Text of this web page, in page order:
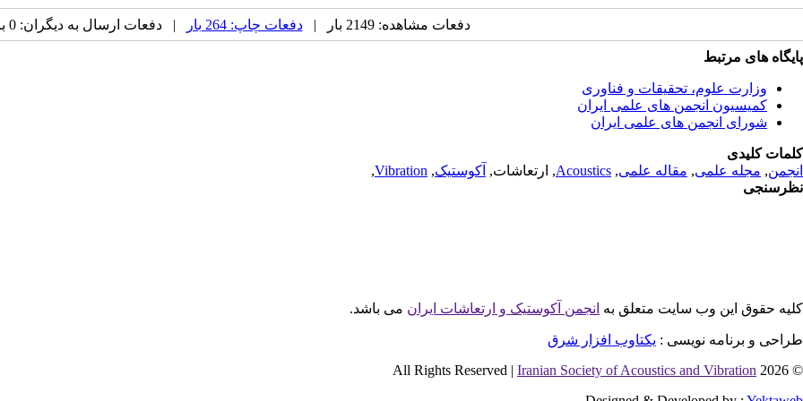
دفعات مشاهده: 2149 بار | دفعات چاپ: 264 بار | دفعات ارسال به دیگران: 0 بار |
پایگاه های مرتبط
وزارت علوم، تحقیقات و فناوری
کمیسیون انجمن های علمی ایران
شورای انجمن های علمی ایران
کلمات کلیدی
انجمن, مجله علمی, مقاله علمی,
Acoustics, ارتعاشات, آکوستیک,
Vibration
,
نظرسنجی
کلیه حقوق این وب سایت متعلق به انجمن آکوستیک و ارتعاشات ایران می باشد.
طراحی و برنامه نویسی : یکتاوب افزار شرق
© 2026 All Rights Reserved |
Iranian Society of Acoustics and Vibration